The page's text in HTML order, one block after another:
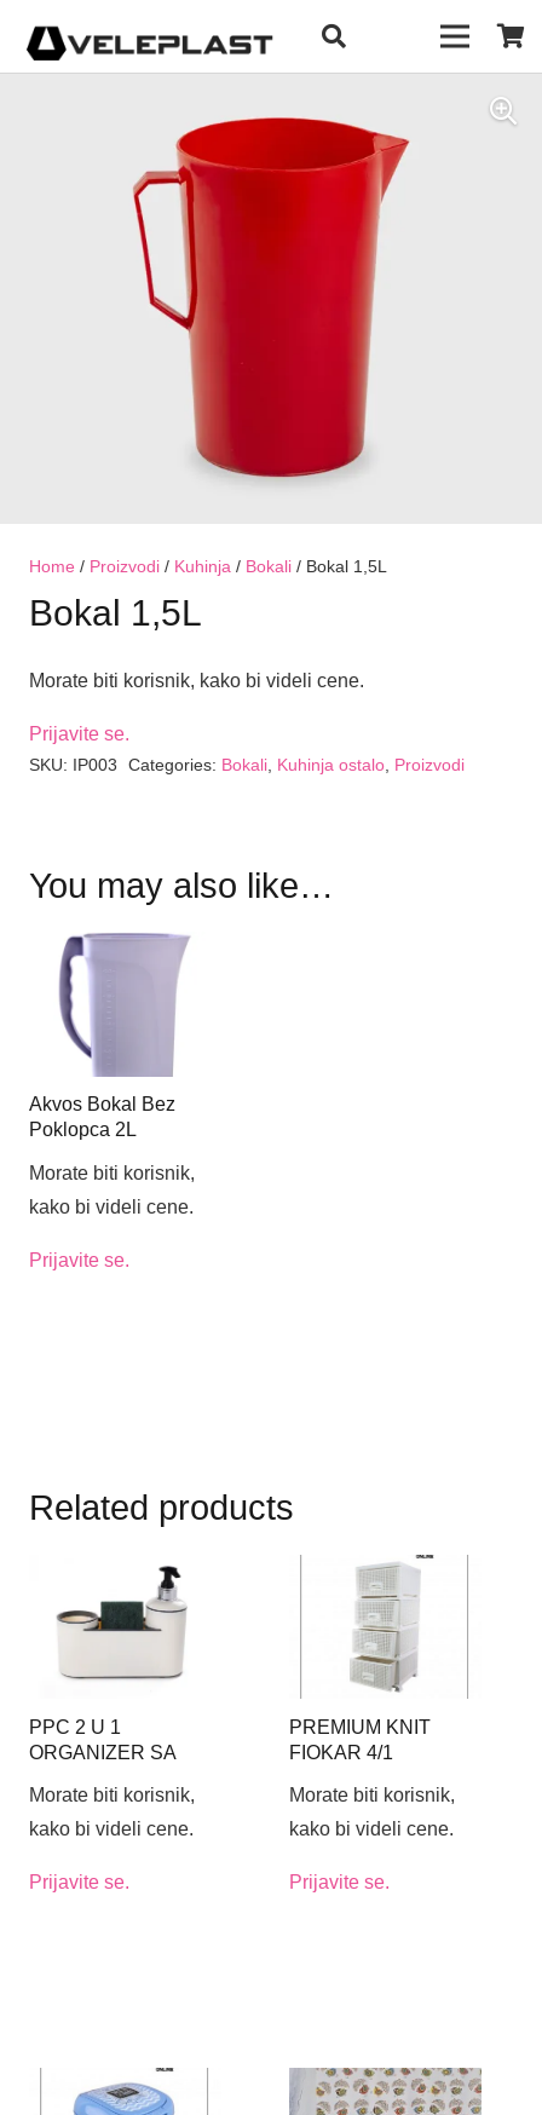
Home / Proizvodi / Kuhinja / Bokali / Bokal 1,5L
Bokal 1,5L
Morate biti korisnik, kako bi videli cene.
Prijavite se.
SKU: IP003 Categories: Bokali, Kuhinja ostalo, Proizvodi
You may also like…
Akvos Bokal Bez
Poklopca 2L
Morate biti korisnik,
kako bi videli cene.
Prijavite se.
Related products
PPC 2 U 1
ORGANIZER SA
Morate biti korisnik,
kako bi videli cene.
Prijavite se.
PREMIUM KNIT
FIOKAR 4/1
Morate biti korisnik,
kako bi videli cene.
Prijavite se.